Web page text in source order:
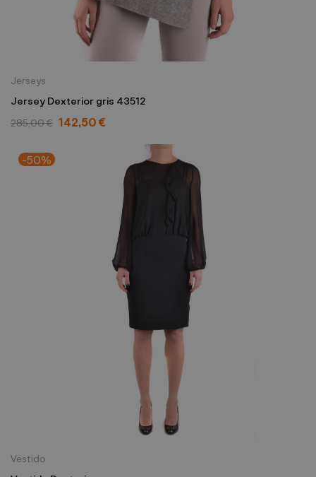
Jerseys
Jersey Dexterior gris 43512
285,00 € 142,50 €
-50%
Vestido